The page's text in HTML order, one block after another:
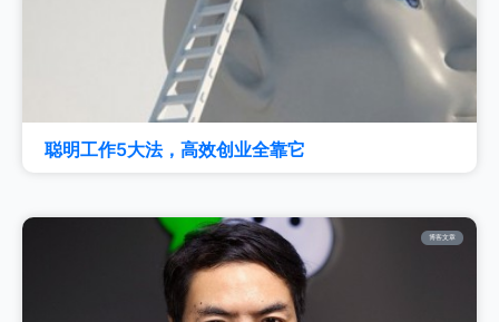
聪明工作5大法，高效创业全靠它
博客文章